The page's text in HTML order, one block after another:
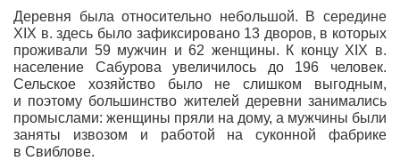
Деревня была относительно небольшой. В середине
XIX в. здесь было зафиксировано 13 дворов, в которых
проживали 59 мужчин и 62 женщины. К концу XIX в.
население Сабурова увеличилось до 196 человек.
Сельское хозяйство было не слишком выгодным,
и поэтому большинство жителей деревни занимались
промыслами: женщины пряли на дому, а мужчины были
заняты извозом и работой на суконной фабрике
в Свиблове.